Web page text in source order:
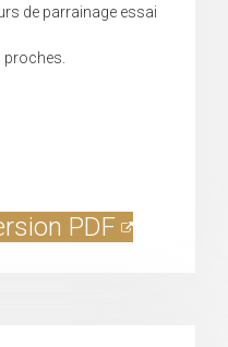
de parrainage essai
PDF